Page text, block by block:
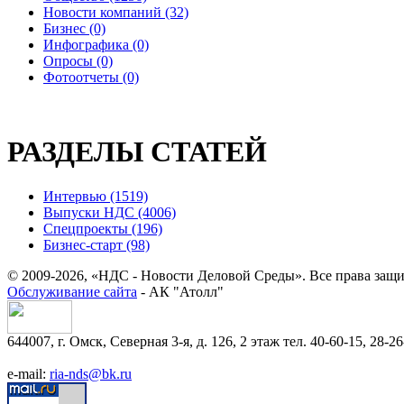
Новости компаний (32)
Бизнес (0)
Инфографика (0)
Опросы (0)
Фотоотчеты (0)
РАЗДЕЛЫ СТАТЕЙ
Интервью (1519)
Выпуски НДС (4006)
Спецпроекты (196)
Бизнес-старт (98)
© 2009-2026, «НДС - Новости Деловой Среды». Все права
Обслуживание сайта - АК "Атолл"
644007, г. Омск, Северная 3-я, д. 126, 2 этаж тел. 40-60-15, 28-
e-mail: ria-nds@bk.ru